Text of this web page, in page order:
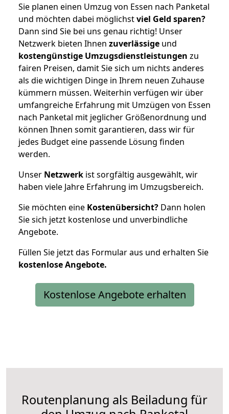
Sie planen einen Umzug von Essen nach Panketal
und möchten dabei möglichstviel Geld sparen?
Dann sind Sie bei uns genau richtig! Unser
Netzwerk bieten Ihnen zuverlässige und
kostengünstige Umzugsdienstleistungen zu
fairen Preisen, damit Sie sich um nichts anderes
als die wichtigen Dinge in Ihrem neuen Zuhause
kümmern müssen. Weiterhin verfügen wir über
umfangreiche Erfahrung mit Umzügen von Essen
nach Panketal mit jeglicher Größenordnung und
können Ihnen somit garantieren, dass wir für
jedes Budget eine passende Lösung finden
werden.
Unser Netzwerk ist sorgfältig ausgewählt, wir
haben viele Jahre Erfahrung im Umzugsbereich.
Sie möchten eine Kostenübersicht? Dann holen
Sie sich jetzt kostenlose und unverbindliche
Angebote.
Füllen Sie jetzt das Formular aus und erhalten Sie
kostenloseAngebote.
Kostenlose Angebote erhalten
Routenplanung als Beiladung für